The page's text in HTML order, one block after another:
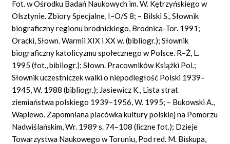
Fot. w Ośrodku Badań Naukowych im. W. Kętrzyńskiego w
Olsztynie. Zbiory Specjalne, I–O/S 8; – Bilski S., Słownik
biograficzny regionu brodnickiego, Brodnica-Tor. 1991;
Oracki, Słown. Warmii XIX i XX w. (bibliogr.); Słownik
biograficzny katolicyzmu społecznego w Polsce. R–Ż, L.
1995 (fot., bibliogr.); Słown. Pracowników Książki Pol.;
Słownik uczestniczek walki o niepodległość Polski 1939–
1945, W. 1988 (bibliogr.); Jasiewicz K., Lista strat
ziemiaństwa polskiego 1939–1956, W. 1995; – Bukowski A.,
Waplewo. Zapomniana placówka kultury polskiej na Pomorzu
Nadwiślańskim, Wr. 1989 s. 74–108 (liczne fot.); Dzieje
Towarzystwa Naukowego w Toruniu, Pod red. M. Biskupa,